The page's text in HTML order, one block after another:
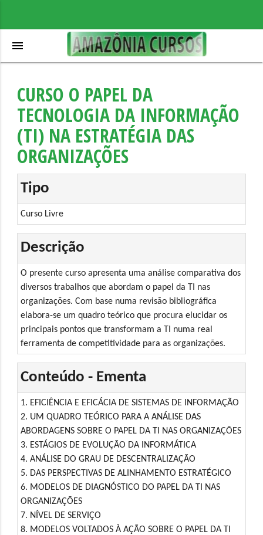
menu
CURSO O PAPEL DA
TECNOLOGIA DA INFORMAÇÃO
(TI) NA ESTRATÉGIA DAS
ORGANIZAÇÕES
Tipo
Curso Livre
Descrição
O presente curso apresenta uma análise comparativa dos
diversos trabalhos que abordam o papel da TI nas
organizações. Com base numa revisão bibliográfica
elabora-se um quadro teórico que procura elucidar os
principais pontos que transformam a TI numa real
ferramenta de competitividade para as organizações.
Conteúdo - Ementa
1. EFICIÊNCIA E EFICÁCIA DE SISTEMAS DE INFORMAÇÃO
2. UM QUADRO TEÓRICO PARA A ANÁLISE DAS
ABORDAGENS SOBRE O PAPEL DA TI NAS ORGANIZAÇÕES
3. ESTÁGIOS DE EVOLUÇÃO DA INFORMÁTICA
4. ANÁLISE DO GRAU DE DESCENTRALIZAÇÃO
5. DAS PERSPECTIVAS DE ALINHAMENTO ESTRATÉGICO
6. MODELOS DE DIAGNÓSTICO DO PAPEL DA TI NAS
ORGANIZAÇÕES
7. NÍVEL DE SERVIÇO
8. MODELOS VOLTADOS À AÇÃO SOBRE O PAPEL DA TI